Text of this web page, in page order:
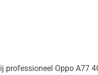
professioneel Oppo A77